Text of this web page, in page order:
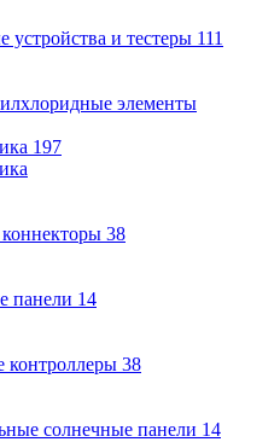
устройства и тестеры 111
элементы
197
38
панели 14
контроллеры 38
солнечные панели 14